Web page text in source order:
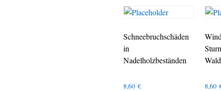
Schneebruchschäden
in
Nadelholzbeständen
8,60 €
Wald
8,60